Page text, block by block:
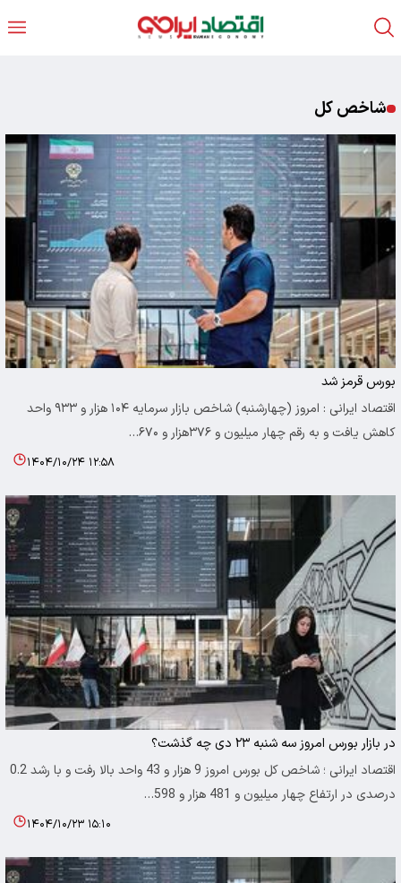
شاخص کل
بورس قرمز شد
اقتصاد ایرانی : امروز (چهارشنبه) شاخص بازار سرمایه ۱۰۴ هزار و ۹۳۳ واحد
کاهش یافت و به رقم چهار میلیون و ۳۷۶هزار و ۶۷۰…
۱۴۰۴/۱۰/۲۴ ۱۲:۵۸
در بازار بورس امروز سه شنبه ۲۳ دی چه گذشت؟
اقتصاد ایرانی ؛ شاخص کل بورس امروز 9 هزار و 43 واحد بالا رفت و با رشد 0.2
درصدی در ارتفاع چهار میلیون و 481 هزار و 598…
۱۴۰۴/۱۰/۲۳ ۱۵:۱۰